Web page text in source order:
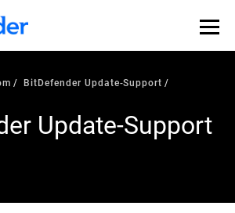
BitDefender Update-Support
Update-Support